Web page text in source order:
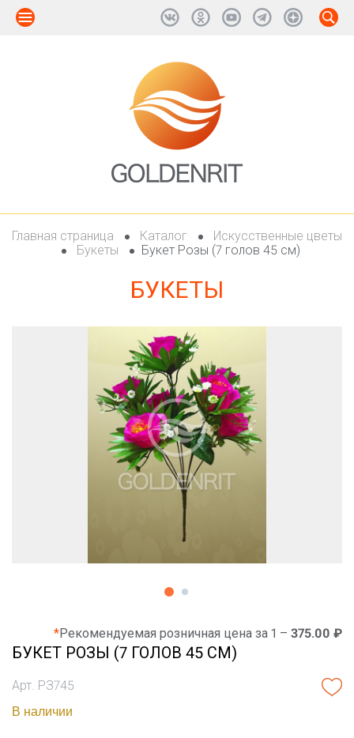
Главная страница Каталог
Искусственные цветы
Букеты
Букет Розы (7 голов 45 см)
БУКЕТЫ
*Рекомендуемая розничная цена за 1 – 375.00 ₽
БУКЕТ РОЗЫ (7 ГОЛОВ 45 СМ)
Арт. РЗ745
В наличии